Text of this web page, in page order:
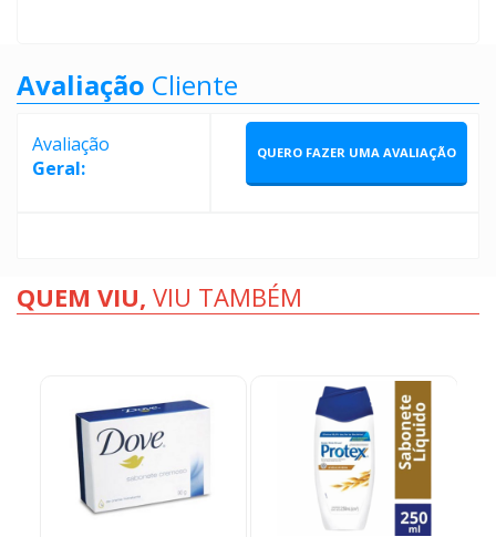
Avaliação Cliente
Avaliação
Geral:
QUERO FAZER UMA AVALIAÇÃO
QUEM VIU, VIU TAMBÉM